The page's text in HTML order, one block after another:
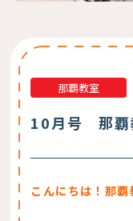
那覇教室
10月号 那覇
こんにちは！那